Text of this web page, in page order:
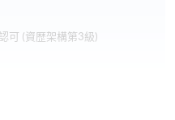
可 (資歴架構第3級)